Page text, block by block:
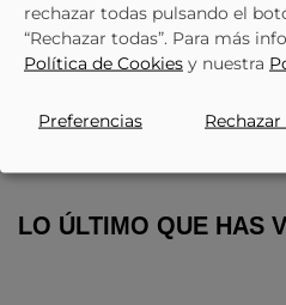
Zapatillas SKECHERS 303552l-Bbk Negro
33,16 € 39,95 €
LO ÚLTIMO QUE HAS
rechazar todas pulsando el
“Rechazar todas”. Para más
Política de Cookies y nuestra
Preferencias